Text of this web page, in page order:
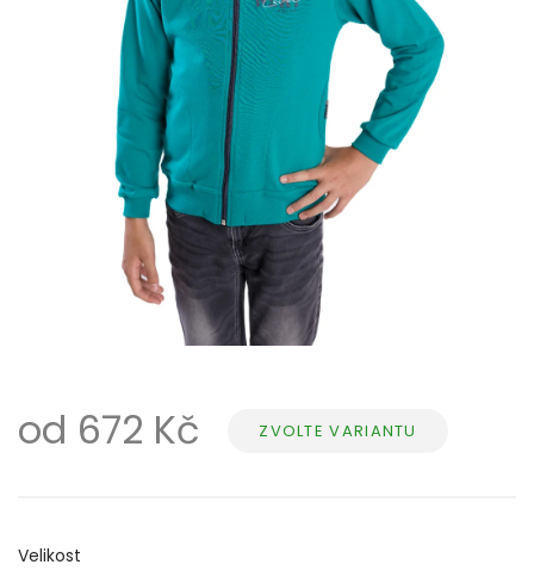
od 672 Kč Měrná
ZVOLTE VARIANTU
Velikost